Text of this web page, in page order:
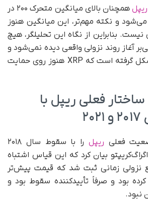
ریپل
همچنان بالای میانگین متحرک ۲۰۰ در
و نکته مهم‌تر، این میانگین هنوز
بنابراین از نگاه این تحلیلگر، هیچ
آغاز روند نزولی واقعی دیده نمی‌شود و
این تقاطع در حالی شکل گرفته است که XRP هنوز روی حمایت
فعلی ریپل با
فعلی ریپل
را با سقوط سال ۲۰۱۸
بیان کرد که این قیاس اشتباه
تقاطع نزولی زمانی ثبت شد که قیمت پیش‌تر
کرده بود و صرفاً تأییدکننده سقوط بود و
نبود.